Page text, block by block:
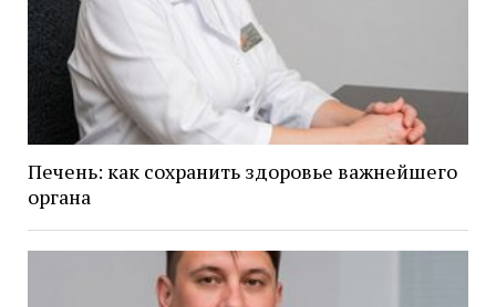
Печень: как сохранить здоровье важнейшего
органа